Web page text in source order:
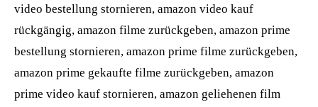
video bestellung stornieren, amazon video kauf
rückgängig, amazon filme zurückgeben, amazon prime
bestellung stornieren, amazon prime filme zurückgeben,
amazon prime gekaufte filme zurückgeben, amazon
prime video kauf stornieren, amazon geliehenen film